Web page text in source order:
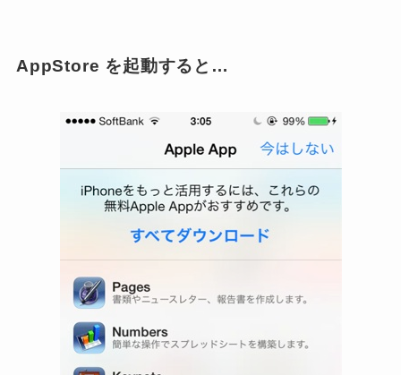
AppStore を起動すると…